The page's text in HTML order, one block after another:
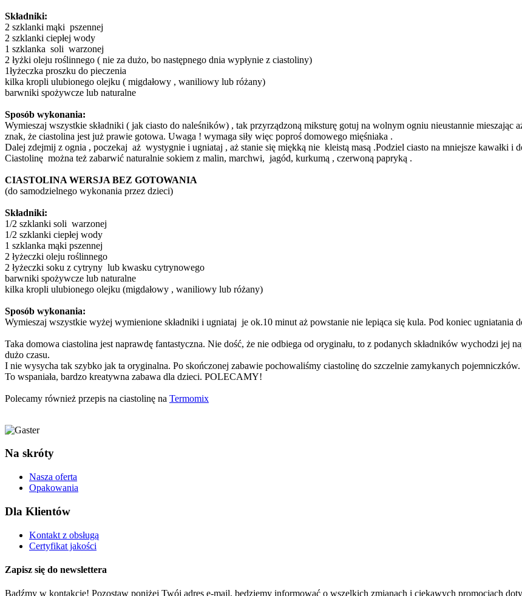
Składniki:
2 szklanki mąki pszennej
2 szklanki ciepłej wody
1 szklanka soli warzonej
2 łyżki oleju roślinnego ( nie za dużo, bo następnego dnia wypłynie z ciastoliny)
1łyżeczka proszku do pieczenia
kilka kropli ulubionego olejku ( migdałowy , waniliowy lub różany)
barwniki spożywcze lub naturalne
Sposób wykonania:
Wymieszaj wszystkie składniki ( jak ciasto do naleśników) , tak przyrządzoną miksturę gotuj na wolnym ogniu nieustannie
znak, że ciastolina jest już prawie gotowa. Uwaga ! wymaga siły więc poproś domowego mięśniaka .
Dalej zdejmij z ognia , poczekaj aż wystygnie i ugniataj , aż stanie się miękką nie kleistą masą .Podziel ciasto na mniejsze
Ciastolinę można też zabarwić naturalnie sokiem z malin, marchwi, jagód, kurkumą , czerwoną papryką .
CIASTOLINA WERSJA BEZ GOTOWANIA
(do samodzielnego wykonania przez dzieci)
Składniki:
1/2 szklanki soli warzonej
1/2 szklanki ciepłej wody
1 szklanka mąki pszennej
2 łyżeczki oleju roślinnego
2 łyżeczki soku z cytryny lub kwasku cytrynowego
barwniki spożywcze lub naturalne
kilka kropli ulubionego olejku (migdałowy , waniliowy lub różany)
Sposób wykonania:
Wymieszaj wszystkie wyżej wymienione składniki i ugniataj je ok.10 minut aż powstanie nie lepiąca się kula. Pod koniec ugniatania
Taka domowa ciastolina jest naprawdę fantastyczna. Nie dość, że nie odbiega od oryginału, to z podanych składników wychodzi jej
dużo czasu.
I nie wysycha tak szybko jak ta oryginalna. Po skończonej zabawie pochowaliśmy ciastolinę do szczelnie zamykanych pojemniczków.
To wspaniała, bardzo kreatywna zabawa dla dzieci. POLECAMY!
Polecamy również przepis na ciastolinę na Termomix
Na skróty
Nasza oferta
Opakowania
Dla Klientów
Kontakt z obsługą
Certyfikat jakości
Zapisz się do newslettera
Bądźmy w kontakcie! Pozostaw poniżej Twój adres e-mail, będziemy informować o wszelkich zmianach i ciekawych promocjach